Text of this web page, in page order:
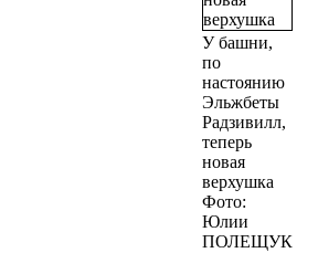
У башни,
по
настоянию
Эльжбеты
Радзивилл,
теперь
новая
верхушка
Фото:
Юлии
ПОЛЕЩУК